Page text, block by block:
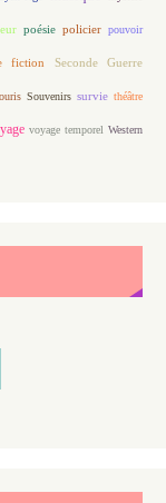
poésie policier pouvoir
fiction Seconde Guerre
Souvenirs survie théâtre
voyage temporel Western